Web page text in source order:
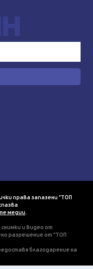
права запазени "ТОП
медии.
и видео от
разрешение от "ТОП
благодарение на